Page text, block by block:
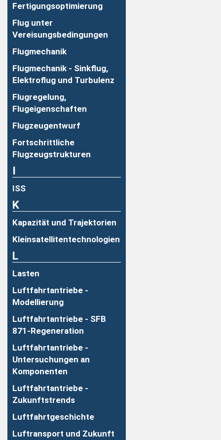
Fertigungsoptimierung
Flug unter
Vereisungsbedingungen
Flugmechanik
Flugmechanik - Sinkflug,
Elektroflug und Turbulenz
Flugregelung,
Flugeigenschaften
Flugzeugentwurf
Fortschrittliche
Flugzeugstrukturen
I
ISS
K
Kapazität und Trajektorien
Kleinsatellitentechnologien
L
Lasten
Luftfahrtantriebe -
Modellierung
Luftfahrtantriebe - SFB
871-Regeneration
Luftfahrtantriebe -
Untersuchungen an
Komponenten
Luftfahrtantriebe -
Zukunftstrends
Luftfahrtgeschichte
Luftransport und Zukunft